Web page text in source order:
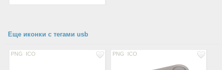
Еще иконки с тегами usb
PNG ICO PNG ICO